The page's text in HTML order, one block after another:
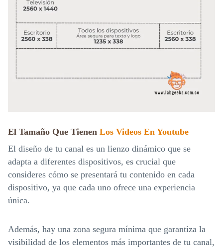
El Tamaño Que Tienen Los Videos En Youtube
El diseño de tu canal es un lienzo dinámico que se
adapta a diferentes dispositivos, es crucial que
consideres cómo se presentará tu contenido en cada
dispositivo, ya que cada uno ofrece una experiencia
única.
Además, hay una zona segura mínima que garantiza la
visibilidad de los elementos más importantes de tu canal,